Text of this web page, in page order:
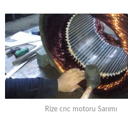
Rize cnc motoru Sarımı